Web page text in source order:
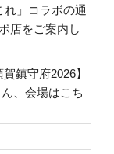
れ」コラボの通
店をご案内し
鎮守府2026】
、会場はこち